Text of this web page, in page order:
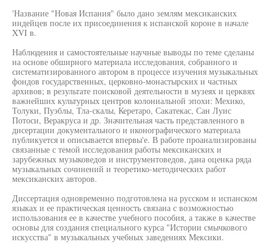
'Название "Новая Испания" было дано землям мексиканских
индейцев после их присоединения к испанской короне в начале
XVI в.
Наблюдения и самостоятельные научные выводы по теме сделаны
на основе обширного материала исследования, собранного и
систематизированного автором в процессе изучения музыкальных
фондов государственных, церковно-монастырских и частных
архивов; в результате поисковой деятельности в музеях и церквях
важнейших культурных центров колониальной эпохи: Мехико,
Толуки, Пуэблы, Тла-скалы, Керетаро, Сакатекас, Сан Луис
Потоси, Веракруса и др. Значительная часть представленного в
дисертации документального и иконографического материала
публикуется и описывается впервы'е. В работе проанализированы
связанные с темой исследования работы мексиканских и
зарубежных музыковедов и инструментоведов, дана оценка ряда
музыкальных сочинений и теоретико-методических работ
мексиканских авторов.
Диссертация одновременно подготовлена на русском и испанском
языках и ее практическая ценность связана с возможностью
использования ее в качестве учебного пособия, а также в качестве
основы для создания специального курса "Истории смычкового
искусства" в музыкальных учебных заведениях Мексики.